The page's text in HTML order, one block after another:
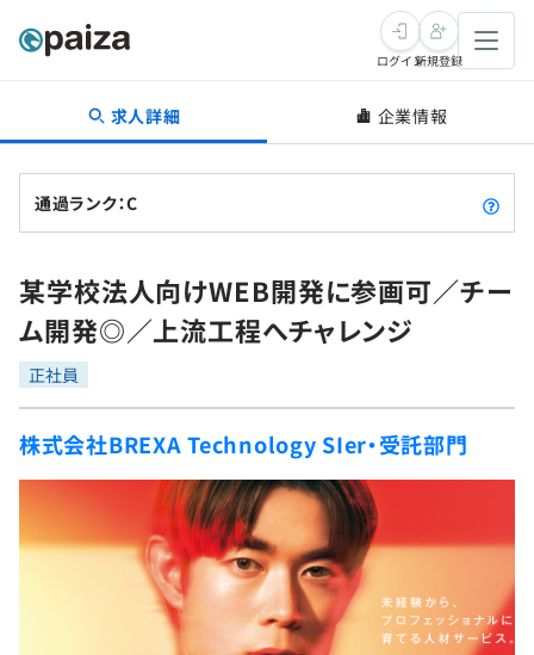
転職・キャリア
転職成功ガイド
転職エージェント
インタビュー
転職成功ガイド
新卒就活
求人検索
本選考
インターン
イベント・セミナー
学習
問題集
プログラミング言語
再チャレンジ結果一覧
ゲーム・マンガ
ログイン新規登録
求人詳細 企業情報
通過ランク：C
某学校法人向けWEB開発に参画可／チー
ム開発◎／上流工程へチャレンジ
正社員
株式会社BREXA Technology SIer・受託部門